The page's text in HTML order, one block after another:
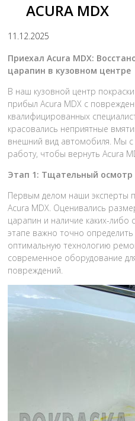
ACURA MDX
11.12.2025
Приехал Acura MDX:
царапин в кузовном центре
В наш кузовной центр
прибыл Acura MDX с
квалифицированных
красовались неприятные
внешний вид автомобиля. Мы с
работу, чтобы вернуть Acura
Этап 1: Тщательный
Первым делом наши эксперты
Acura MDX. Оценивались
царапин и наличие каких-
этапе важно точно
оптимальную технологию
современное оборудование
повреждений.